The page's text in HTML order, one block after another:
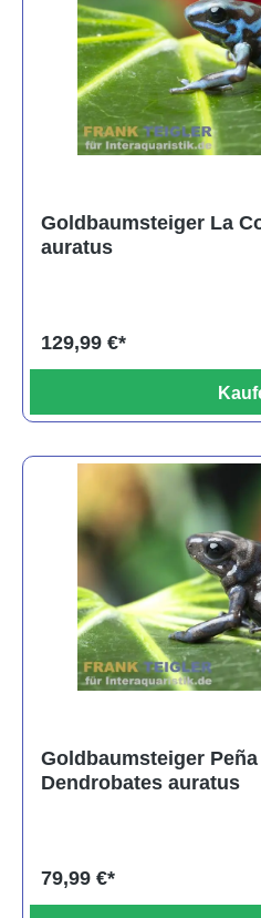
Goldbaumsteiger La
auratus
129,99 €*
Goldbaumsteiger
Dendrobates auratus
79,99 €*